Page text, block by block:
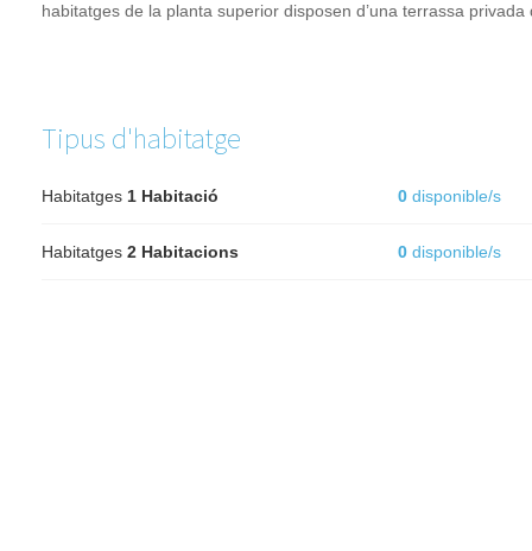
habitatges de la planta superior disposen d’una terrassa
Tipus d'habitatge
Habitatges 1 Habitació 0 disponible/s
Habitatges 2 Habitacions 0 disponible/s